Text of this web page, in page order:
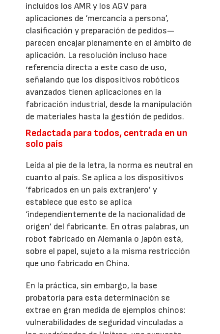
incluidos los AMR y los AGV para
aplicaciones de ‘mercancía a persona’,
clasificación y preparación de pedidos—
parecen encajar plenamente en el ámbito de
aplicación. La resolución incluso hace
referencia directa a este caso de uso,
señalando que los dispositivos robóticos
avanzados tienen aplicaciones en la
fabricación industrial, desde la manipulación
de materiales hasta la gestión de pedidos.
Redactada para todos, centrada en un
solo país
Leída al pie de la letra, la norma es neutral en
cuanto al país. Se aplica a los dispositivos
‘fabricados en un país extranjero’ y
establece que esto se aplica
‘independientemente de la nacionalidad de
origen’ del fabricante. En otras palabras, un
robot fabricado en Alemania o Japón está,
sobre el papel, sujeto a la misma restricción
que uno fabricado en China.
En la práctica, sin embargo, la base
probatoria para esta determinación se
extrae en gran medida de ejemplos chinos:
vulnerabilidades de seguridad vinculadas a